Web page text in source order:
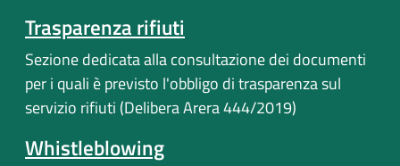
Trasparenza rifiuti
Sezione dedicata alla consultazione dei documenti
per i quali è previsto l'obbligo di trasparenza sul
servizio rifiuti (Delibera Arera 444/2019)
Whistleblowing